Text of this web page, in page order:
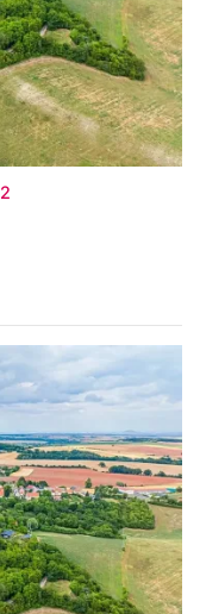
2